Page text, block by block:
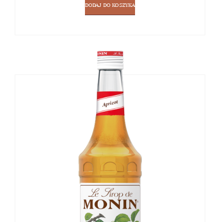
DODAJ DO KOSZYKA